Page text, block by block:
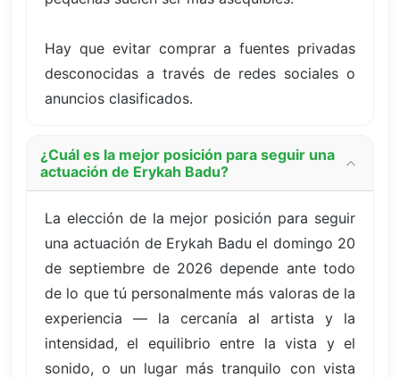
Hay que evitar comprar a fuentes privadas
desconocidas a través de redes sociales o
anuncios clasificados.
¿Cuál es la mejor posición para seguir una
actuación de Erykah Badu?
La elección de la mejor posición para seguir
una actuación de Erykah Badu el domingo 20
de septiembre de 2026 depende ante todo
de lo que tú personalmente más valoras de la
experiencia — la cercanía al artista y la
intensidad, el equilibrio entre la vista y el
sonido, o un lugar más tranquilo con vista